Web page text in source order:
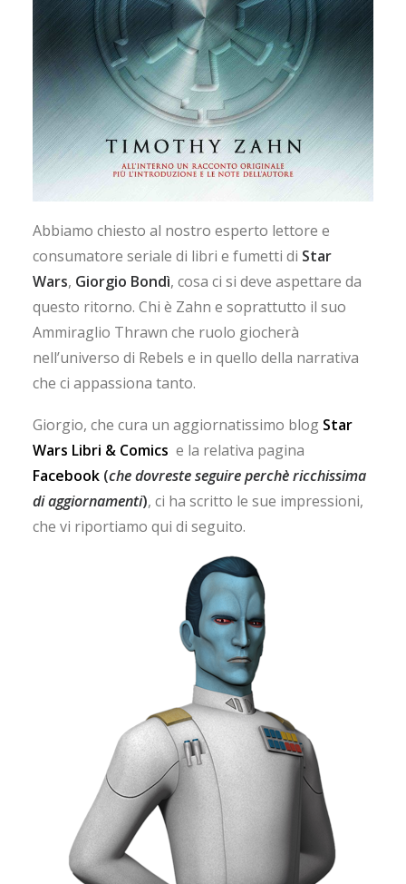
Abbiamo chiesto al nostro esperto lettore e
consumatore seriale di libri e fumetti di Star
Wars, Giorgio Bondì, cosa ci si deve aspettare da
questo ritorno. Chi è Zahn e soprattutto il suo
Ammiraglio Thrawn che ruolo giocherà
nell’universo di Rebels e in quello della narrativa
che ci appassiona tanto.
Giorgio, che cura un aggiornatissimo blog Star
Wars Libri & Comics e la relativa pagina
Facebook (che dovreste seguire perchè ricchissima
di aggiornamenti), ci ha scritto le sue impressioni,
che vi riportiamo qui di seguito.